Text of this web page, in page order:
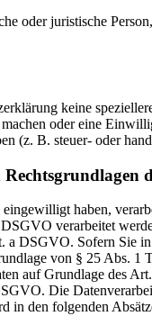
oder juristische
keine
oder eine
(z. B. steuer- oder
haben,
verarbeitet
a DSGVO. Sofern Sie
von § 25 Abs.
auf Grundlage des
Die
in den folgenden